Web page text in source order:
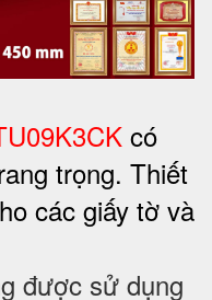
có
trọng. Thiết
các giấy tờ và
được sử dụng